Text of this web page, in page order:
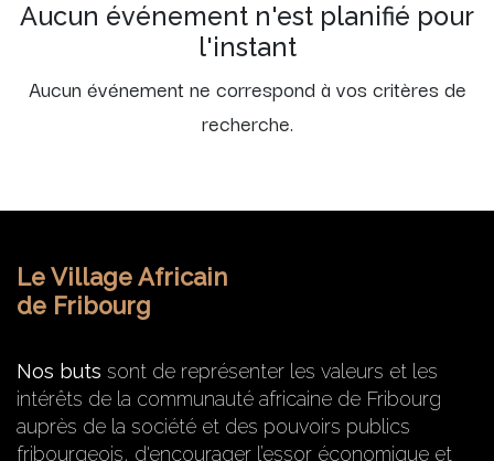
Aucun événement n'est planifié pour
l'instant
Aucun événement ne correspond à vos critères de
recherche.
Le Village Africain
de Fribourg
Nos buts sont de représenter les valeurs et les
intérêts de la communauté africaine de Fribourg
auprès de la société et des pouvoirs publics
fribourgeois, d'encourager l’essor économique et